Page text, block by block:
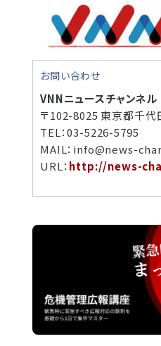
お問い合わせ
VNNニュースチャンネル
〒102-8025 東京都千
TEL：03-5226-5795
MAIL：info@news-
URL： http://news-